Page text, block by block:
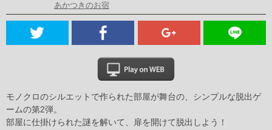
あかつきのお宿
モノクロのシルエットで作られた部屋が舞台の、シンプルな脱出ゲ
ームの第2弾。
部屋に仕掛けられた謎を解いて、扉を開けて脱出しよう！